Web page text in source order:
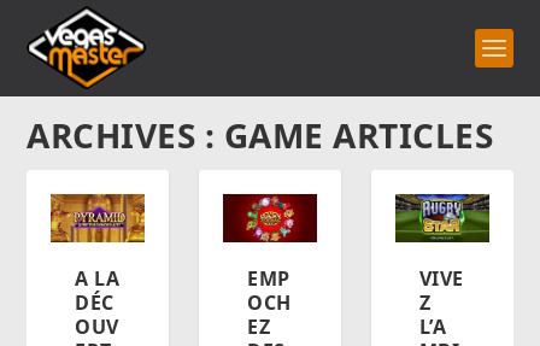
ARCHIVES : GAME ARTICLES
A LA
DÉC
OUV
EMP
OCH
EZ
VIVE
Z
L’A